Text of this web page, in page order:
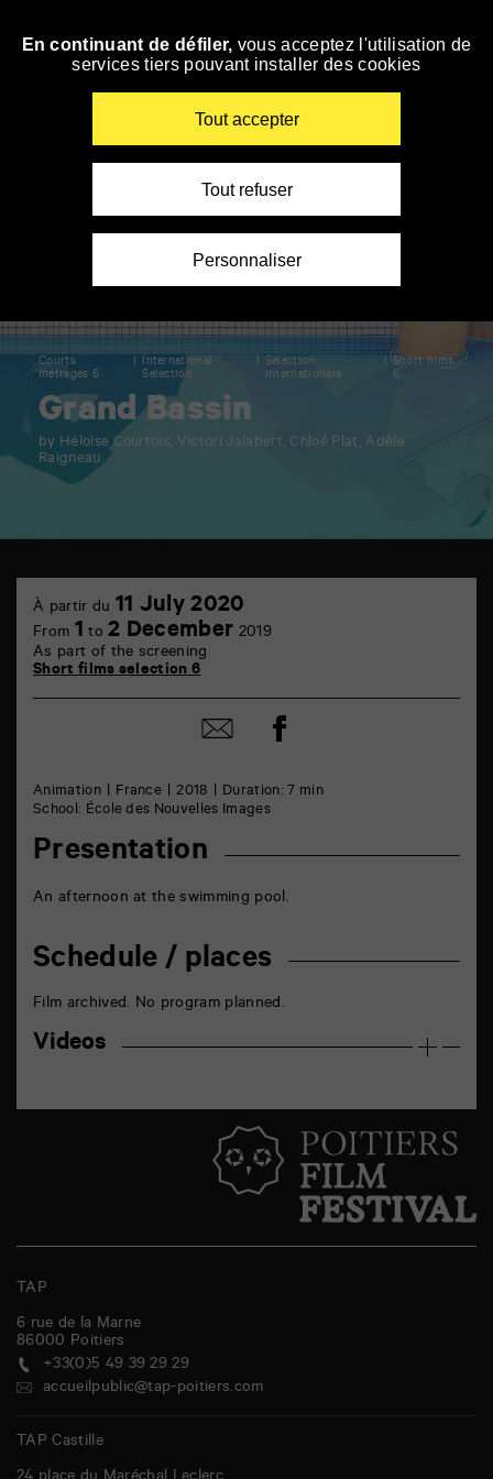
Skip
Courts
métrages 6
International
Selection
Sélection
internationale
Short films
6
Grand Bassin
by Héloïse Courtois, Victori Jalabert, Chloé Plat, Adèle
Raigneau
Marne
Animation France 2018
Duration: 7 min
School: École des Nouvelles Images
Presentation
An afternoon at the swimming pool.
Schedule / places
Film archived. No program planned.
Videos
À partir du 11 July 2020
From 1 to2 December 2019
As part of the screening
Short films selection 6
Share
by
Share
on
TAP
6 rue de la Marne
86000 Poitiers
+33(0)5 49 39 29 29
accueilpublic@tap-poitiers.com
TAP Castille
En continuant de défiler, vous acceptez l'utilisation de
services tiers pouvant installer des cookies
Tout accepter
Tout refuser
Personnaliser